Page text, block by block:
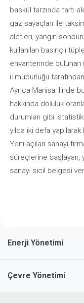
Enerji Yönetimi
Çevre Yönetimi
baskül tarzında tartı
gaz sayaçları ile
aletleri, yangın
kullanılan basınçlı
envanterinde bulunan
il müdürlüğü
Ayrıca Manisa ilinde
hakkında doluluk
durumları gibi
yılda iki defa
Yeni açılan sanayi
süreçlerine başlayan,
sanayi sicil belgesi